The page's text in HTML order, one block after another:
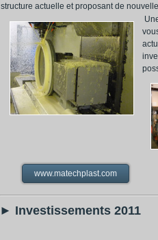
structure actuelle et proposant de
www.matechplast.com
► Investissements 2011